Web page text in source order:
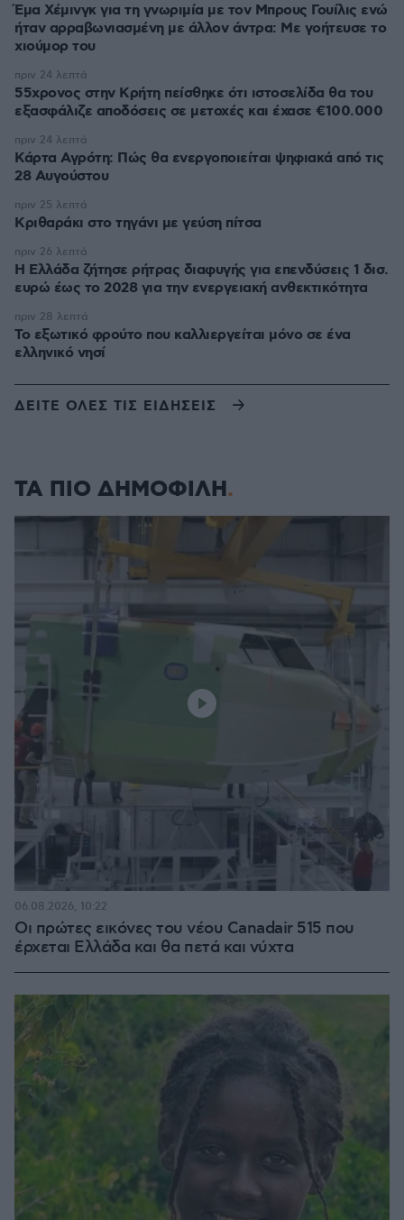
Έμα Χέμινγκ για τη γνωριμία με τον Μπρους Γουίλις ενώ
ήταν αρραβωνιασμένη με άλλον άντρα: Με γοήτευσε το
χιούμορ του
55χρονος στην Κρήτη πείσθηκε ότι ιστοσελίδα θα του
εξασφάλιζε αποδόσεις σε μετοχές και έχασε €100.000
πριν 24 λεπτά
Κάρτα Αγρότη: Πώς θα ενεργοποιείται ψηφιακά από τις
28 Αυγούστου
πριν 24 λεπτά
Κριθαράκι στο τηγάνι με γεύση πίτσα
πριν 25 λεπτά
Η Ελλάδα ζήτησε ρήτρας διαφυγής για επενδύσεις 1 δισ.
ευρώ έως το 2028 για την ενεργειακή ανθεκτικότητα
πριν 26 λεπτά
Το εξωτικό φρούτο που καλλιεργείται μόνο σε ένα
ελληνικό νησί
πριν 28 λεπτά
ΔΕΙΤΕ ΟΛΕΣ ΤΙΣ ΕΙΔΗΣΕΙΣ
ΤΑ ΠΙΟ ΔΗΜΟΦΙΛΗ
Οι πρώτες εικόνες του νέου Canadair 515 που
έρχεται Ελλάδα και θα πετά και νύχτα
06.08.2026, 10:22